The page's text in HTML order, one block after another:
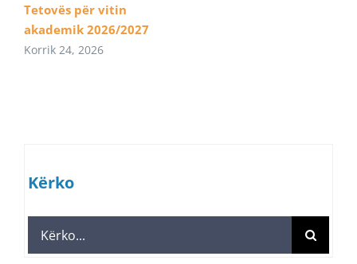
Tetovës për vitin
akademik 2026/2027
Korrik 24, 2026
Kërko
Search
for: